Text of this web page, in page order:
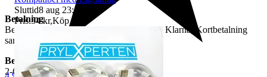
Betalning
Betalning sker via Tradera som möjlig gör Klarna, Kortbetalning
samt Swish.....
Beräknad leveranstid
2-6 arbetsdagar
Sluttid8 aug 23:49
Pris:54 kr,Köp nu